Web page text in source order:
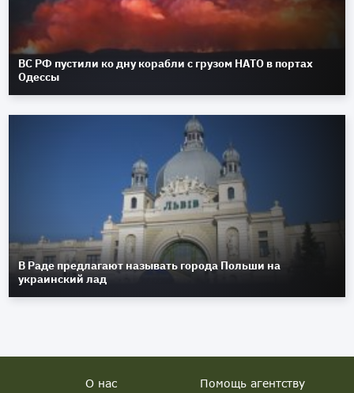
ВС РФ пустили ко дну корабли с грузом НАТО в портах
Одессы
В Раде предлагают называть города Польши на
украинский лад
О нас Помощь агентству